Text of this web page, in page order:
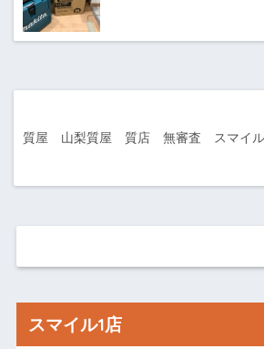
質屋 山梨質屋 質店 無審査 スマイル
スマイル1店